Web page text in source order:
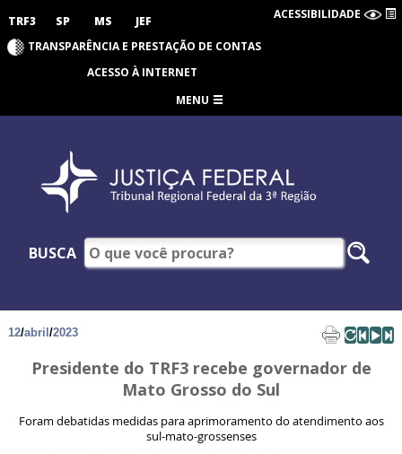
TRF3 SP MS JEF ACESSIBILIDADE
TRANSPARÊNCIA E PRESTAÇÃO DE CONTAS
ACESSO À INTERNET
MENU
BUSCA
12/abril /2023
Presidente do TRF3 recebe governador de
Mato Grosso do Sul
Foram debatidas medidas para aprimoramento do atendimento aos
sul-mato-grossenses